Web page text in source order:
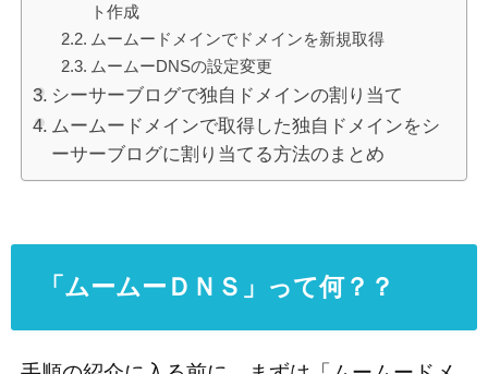
ト作成
ムームードメインでドメインを新規取得
ムームーDNSの設定変更
シーサーブログで独自ドメインの割り当て
ムームードメインで取得した独自ドメインをシ
ーサーブログに割り当てる方法のまとめ
「ムームーＤＮＳ」って何？？